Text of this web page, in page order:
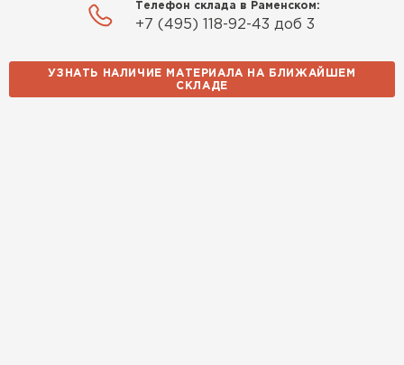
Телефон склада в Раменском:
+7 (495) 118-92-43 доб 3
УЗНАТЬ НАЛИЧИЕ МАТЕРИАЛА НА БЛИЖАЙШЕМ
СКЛАДЕ